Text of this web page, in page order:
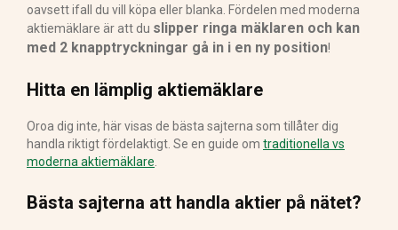
oavsett ifall du vill köpa eller blanka. Fördelen med moderna
aktiemäklare är att du slipper ringa mäklaren och kan
med 2 knapptryckningar gå in i en ny position!
Hitta en lämplig aktiemäklare
Oroa dig inte, här visas de bästa sajterna som tillåter dig
handla riktigt fördelaktigt. Se en guide om traditionella vs
moderna aktiemäklare
Bästa sajterna att handla aktier på nätet?